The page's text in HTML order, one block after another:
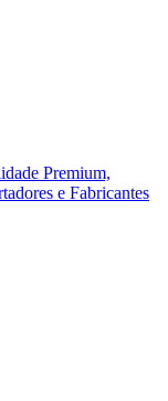
Premium,
e Fabricantes